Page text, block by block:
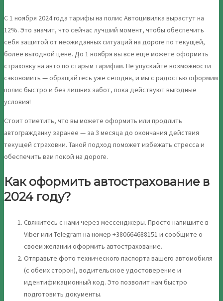
С 1 ноября 2024 года тарифы на полис Автоцивилка вырастут на
12%. Это значит, что сейчас лучший момент, чтобы обеспечить
себя защитой от неожиданных ситуаций на дороге по текущей,
более выгодной цене. До 1 ноября вы все еще можете оформить
страховку на авто по старым тарифам. Не упускайте возможности
сэкономить — обращайтесь уже сегодня, и мы с радостью оформим
полис быстро и без лишних забот, пока действуют выгодные
условия!
Стоит отметить, что вы можете оформить или продлить
автогражданку заранее — за 3 месяца до окончания действия
текущей страховки. Такой подход поможет избежать стресса и
обеспечить вам покой на дороге.
Как оформить автострахование в
2024 году?
Свяжитесь с нами через мессенджеры. Просто напишите в
Viber или Telegram на номер +380664688151 и сообщите о
своем желании оформить автострахование.
Отправьте фото технического паспорта вашего автомобиля
(с обеих сторон), водительское удостоверение и
идентификационный код. Это позволит нам быстро
подготовить документы.